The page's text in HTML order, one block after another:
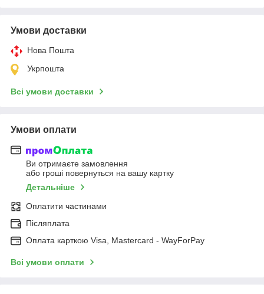
Умови доставки
Нова Пошта
Укрпошта
Всі умови доставки
Умови оплати
Ви отримаєте замовлення
або гроші повернуться на вашу картку
Детальніше
Оплатити частинами
Післяплата
Оплата карткою Visa, Mastercard - WayForPay
Всі умови оплати